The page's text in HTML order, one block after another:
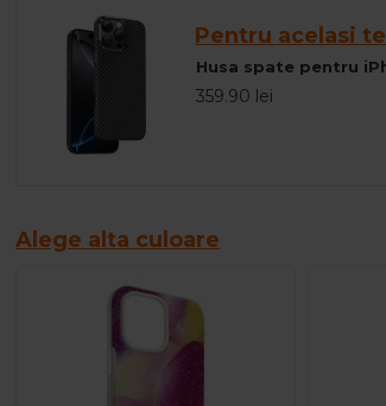
Pentru acelasi
359.90 lei
Alege alta culoare